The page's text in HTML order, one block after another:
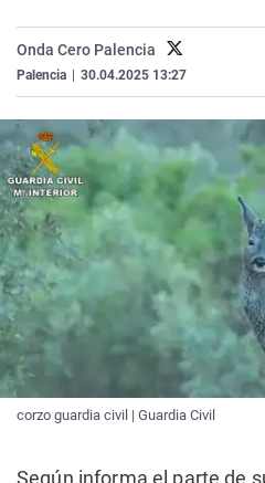
Onda Cero Palencia
Palencia 30.04.2025 13:27
corzo guardia civil | Guardia Civil
Según informa el parte de